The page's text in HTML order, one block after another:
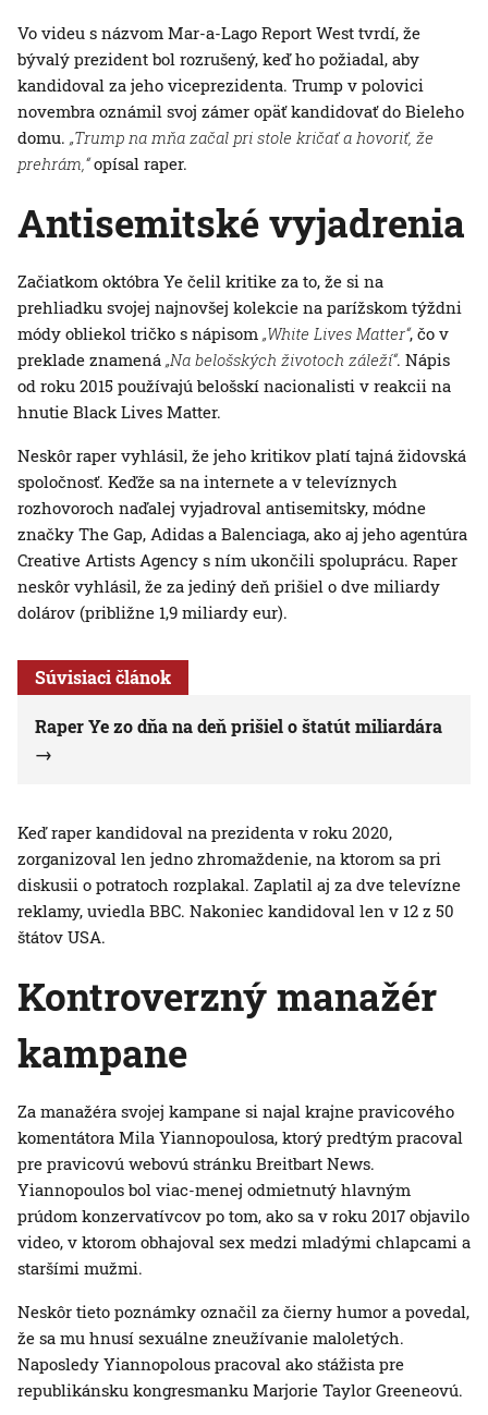
Vo videu s názvom Mar-a-Lago Report West tvrdí, že
bývalý prezident bol rozrušený, keď ho požiadal, aby
kandidoval za jeho viceprezidenta. Trump v polovici
novembra oznámil svoj zámer opäť kandidovať do Bieleho
domu. „Trump na mňa začal pri stole kričať a hovoriť, že
prehrám,“opísal raper.
Antisemitské vyjadrenia
Začiatkom októbra Ye čelil kritike za to, že si na
prehliadku svojej najnovšej kolekcie na parížskom týždni
módy obliekol tričko s nápisom „White Lives Matter“, čo v
preklade znamená „Na belošských životoch záleží“. Nápis
od roku 2015 používajú belošskí nacionalisti v reakcii na
hnutie Black Lives Matter.
Neskôr raper vyhlásil, že jeho kritikov platí tajná židovská
spoločnosť. Keďže sa na internete a v televíznych
rozhovoroch naďalej vyjadroval antisemitsky, módne
značky The Gap, Adidas a Balenciaga, ako aj jeho agentúra
Creative Artists Agency s ním ukončili spoluprácu. Raper
neskôr vyhlásil, že za jediný deň prišiel o dve miliardy
dolárov (približne 1,9 miliardy eur).
Súvisiaci článok
Raper Ye zo dňa na deň prišiel o štatút miliardára
Keď raper kandidoval na prezidenta v roku 2020,
zorganizoval len jedno zhromaždenie, na ktorom sa pri
diskusii o potratoch rozplakal. Zaplatil aj za dve televízne
reklamy, uviedla BBC. Nakoniec kandidoval len v 12 z 50
štátov USA.
Kontroverzný manažér
kampane
Za manažéra svojej kampane si najal krajne pravicového
komentátora Mila Yiannopoulosa, ktorý predtým pracoval
pre pravicovú webovú stránku Breitbart News.
Yiannopoulos bol viac-menej odmietnutý hlavným
prúdom konzervatívcov po tom, ako sa v roku 2017 objavilo
video, v ktorom obhajoval sex medzi mladými chlapcami a
staršími mužmi.
Neskôr tieto poznámky označil za čierny humor a povedal,
že sa mu hnusí sexuálne zneužívanie maloletých.
Naposledy Yiannopolous pracoval ako stážista pre
republikánsku kongresmanku Marjorie Taylor Greeneovú.